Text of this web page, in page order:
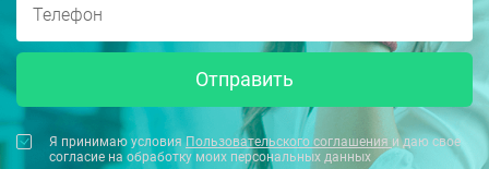
Отправить
Я принимаю условияПользовательского соглашения и даю свое
согласие на обработку моих персональных данных